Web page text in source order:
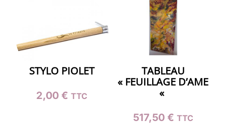
STYLO PIOLET
2,00€ TTC
TABLEAU
« FEUILLAGE D’AME
«
517,50 € TTC